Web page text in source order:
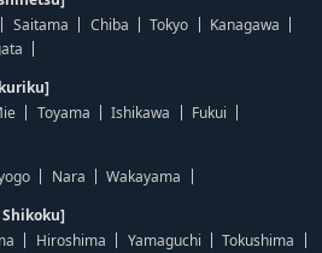
Saitama Chiba Tokyo
Kanagawa
Toyama Ishikawa
Fukui
Nara
Wakayama
Hiroshima Yamaguchi
Tokushima